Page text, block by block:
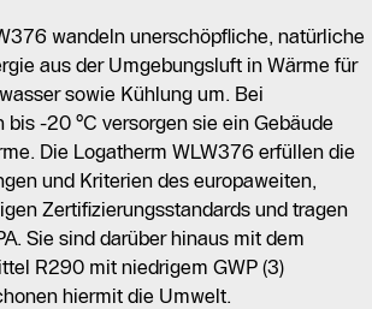
wandeln unerschöpfliche, natürliche
aus der Umgebungsluft in Wärme für
sowie Kühlung um. Bei
bis -20 °C versorgen sie ein Gebäude
Die Logatherm WLW376 erfüllen die
und Kriterien des europaweiten,
Zertifizierungsstandards und tragen
Sie sind darüber hinaus mit dem
R290 mit niedrigem GWP (3)
hiermit die Umwelt.